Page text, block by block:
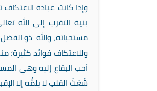
وإذا كانت عبادة
بنية التقرب إلى الله
مستحباته، والله ذو
وللاعتكاف فوائد كثيرة؛
أحب البقاع إليه وهي
شَعَثَ القلب لا يلمُّه إلا